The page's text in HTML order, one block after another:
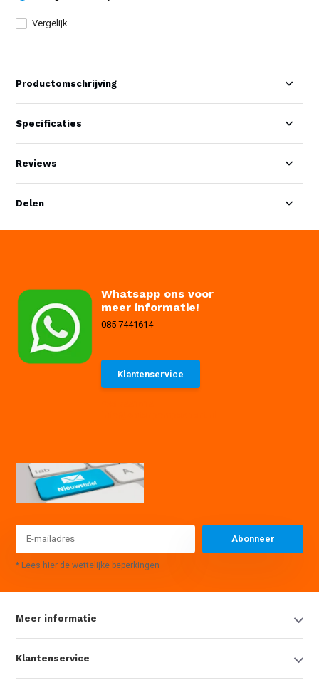
Vergelijk
Productomschrijving
Specificaties
Reviews
Delen
Whatsapp ons voor
meer informatie!
085 7441614
Klantenservice
Abonneer
* Lees hier de wettelijke beperkingen
Meer informatie
Klantenservice